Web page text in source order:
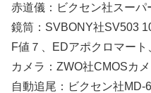
赤道儀：ビクセン社スーパ
鏡筒：SVBONY社SV503
F値７、EDアポクロマー
カメラ：ZWO社CMOSカ
自動追尾：ビクセン社MD-6